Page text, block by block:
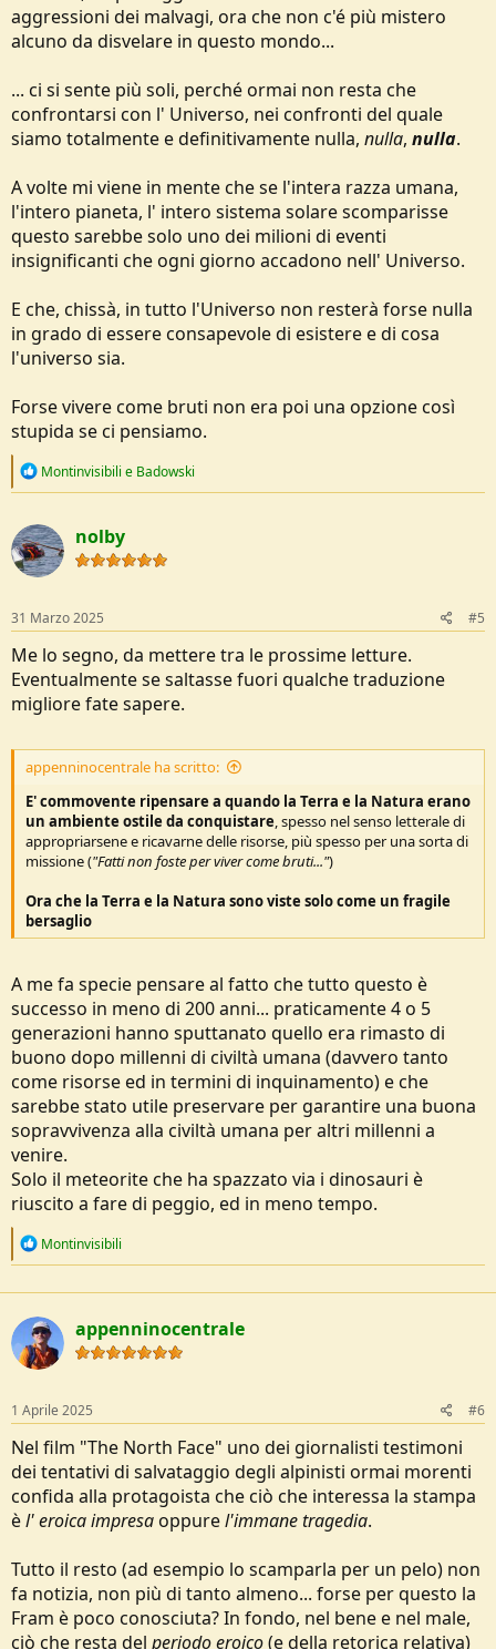
aggressioni dei malvagi, ora che non c'é più mistero
alcuno da disvelare in questo mondo...
... ci si sente più soli, perché ormai non resta che
confrontarsi con l' Universo, nei confronti del quale
siamo totalmente e definitivamente nulla, nulla, nulla.
A volte mi viene in mente che se l'intera razza umana,
l'intero pianeta, l' intero sistema solare scomparisse
questo sarebbe solo uno dei milioni di eventi
insignificanti che ogni giorno accadono nell' Universo.
E che, chissà, in tutto l'Universo non resterà forse nulla
in grado di essere consapevole di esistere e di cosa
l'universo sia.
Forse vivere come bruti non era poi una opzione così
stupida se ci pensiamo.
R
c
t
i
o
s
:
Montinvisibili e Badowski
nolby
31 Marzo 2025 #5
Me lo segno, da mettere tra le prossime letture.
Eventualmente se saltasse fuori qualche traduzione
migliore fate sapere.
appenninocentrale ha scritto:
E' commovente ripensare a quando la Terra e la Natura erano
un ambiente ostile da conquistare, spesso nel senso letterale di
appropriarsene e ricavarne delle risorse, più spesso per una sorta di
missione ("Fatti non foste per viver come bruti...")
Ora che la Terra e la Natura sono viste solo come un fragile
bersaglio
A me fa specie pensare al fatto che tutto questo è
successo in meno di 200 anni... praticamente 4 o 5
generazioni hanno sputtanato quello era rimasto di
buono dopo millenni di civiltà umana (davvero tanto
come risorse ed in termini di inquinamento) e che
sarebbe stato utile preservare per garantire una buona
sopravvivenza alla civiltà umana per altri millenni a
venire.
Solo il meteorite che ha spazzato via i dinosauri è
riuscito a fare di peggio, ed in meno tempo.
R
c
t
i
o
n
Montinvisibili
appenninocentrale
1 Aprile 2025 #6
Nel film "The North Face" uno dei giornalisti testimoni
dei tentativi di salvataggio degli alpinisti ormai morenti
confida alla protagoista che ciò che interessa la stampa
èl' eroica impresaoppurel'immane tragedia.
Tutto il resto (ad esempio lo scamparla per un pelo) non
fa notizia, non più di tanto almeno... forse per questo la
Fram è poco conosciuta? In fondo, nel bene e nel male,
ciò che resta del periodo eroico(e della retorica relativa)